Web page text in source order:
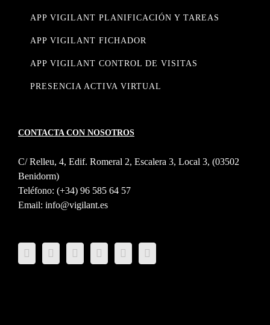
APP VIGILANT PLANIFICACIÓN Y TAREAS
APP VIGILANT FICHADOR
APP VIGILANT CONTROL DE VISITAS
PRESENCIA ACTIVA VIRTUAL
CONTACTA CON NOSOTROS
C/ Relleu, 4, Edif. Romeral 2, Escalera 3, Local 3, (03502
Benidorm)
Teléfono: (+34) 96 585 64 57
Email: info@vigilant.es